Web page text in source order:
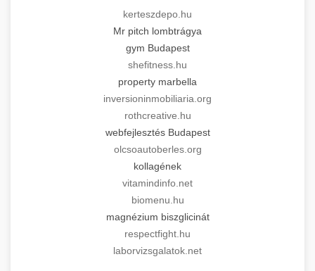
kerteszdepo.hu
Mr pitch lombtrágya
gym Budapest
shefitness.hu
property marbella
inversioninmobiliaria.org
rothcreative.hu
webfejlesztés Budapest
olcsoautoberles.org
kollagének
vitamindinfo.net
biomenu.hu
magnézium biszglicinát
respectfight.hu
laborvizsgalatok.net